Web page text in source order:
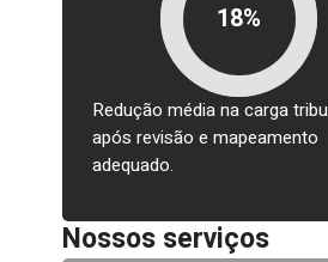
18%
Redução média na carga
após revisão e mapeamento
adequado.
Nossos serviços